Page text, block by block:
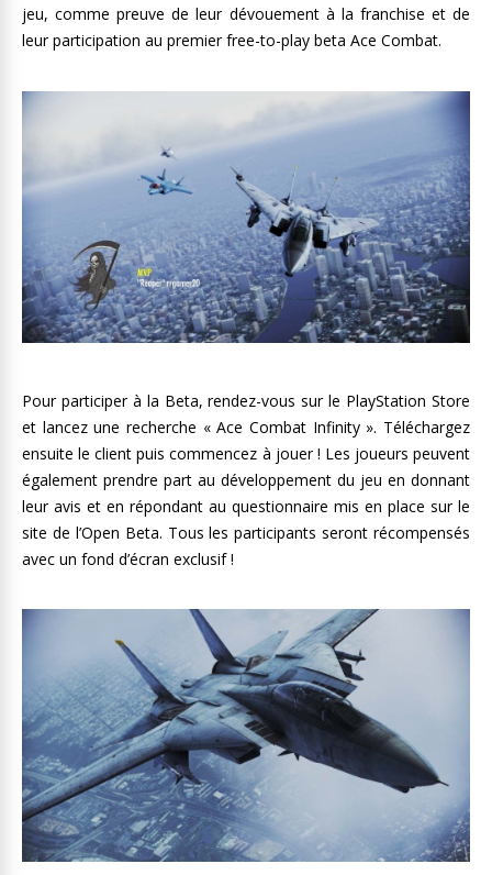
jeu, comme preuve de leur dévouement à la franchise et de
leur participation au premier free-to-play beta Ace Combat.
Pour participer à la Beta, rendez-vous sur le PlayStation Store
et lancez une recherche « Ace Combat Infinity ». Téléchargez
ensuite le client puis commencez à jouer ! Les joueurs peuvent
également prendre part au développement du jeu en donnant
leur avis et en répondant au questionnaire mis en place sur le
site de l’Open Beta. Tous les participants seront récompensés
avec un fond d’écran exclusif !